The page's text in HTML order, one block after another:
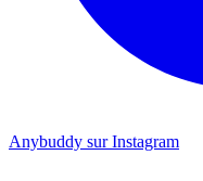
Anybuddy sur Instagram